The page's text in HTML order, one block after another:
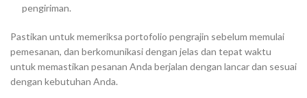
pengiriman.
Pastikan untuk memeriksa portofolio pengrajin sebelum memulai
pemesanan, dan berkomunikasi dengan jelas dan tepat waktu
untuk memastikan pesanan Anda berjalan dengan lancar dan sesuai
dengan kebutuhan Anda.